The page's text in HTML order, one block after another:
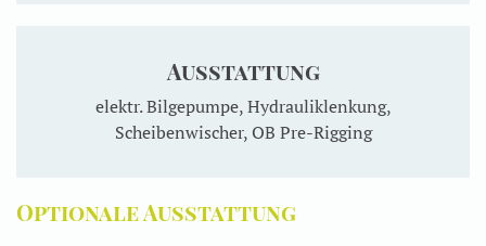
Ausstattung
elektr. Bilgepumpe, Hydrauliklenkung,
Scheibenwischer, OB Pre-Rigging
Optionale Ausstattung